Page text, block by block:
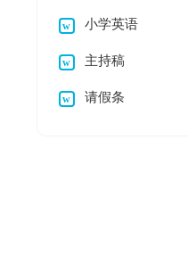
篇
定模板集锦五篇
小学英语
主持稿
请假条